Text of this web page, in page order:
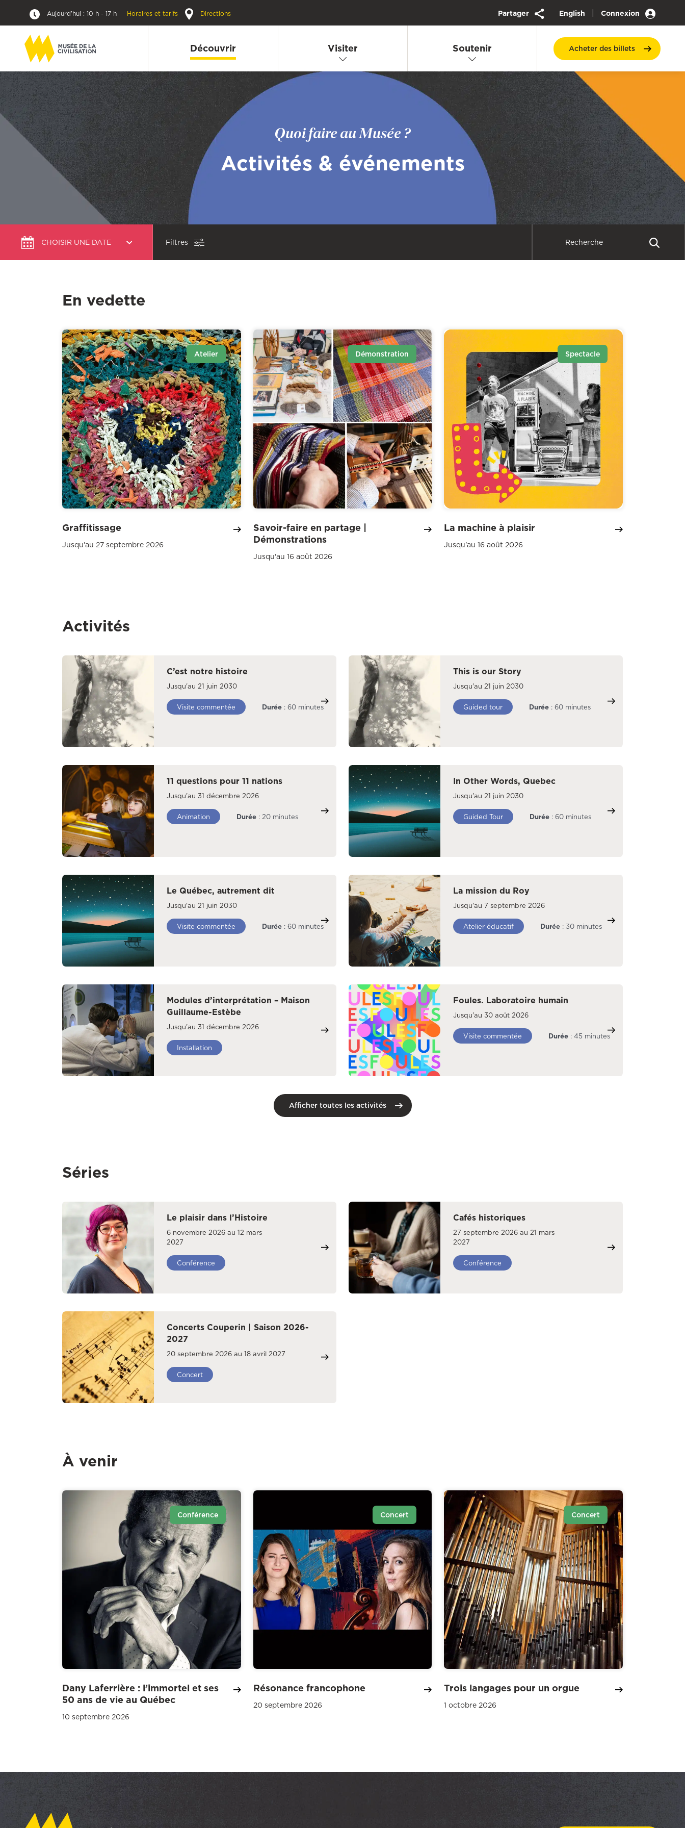
Aujourd’hui : 10 h - 17 h Horaires et tarifs Directions Partager English | Connexion
Découvrir Visiter Soutenir Acheter desbillets
Quoi faire au Musée ?
Activités & événements
CHOISIR UNE DATE
une
date
Filtres
En vedette
Atelier
Graffitissage
Jusqu'au 27 septembre 2026
Démonstration
Savoir-faire en partage |
Démonstrations
Jusqu'au 16 août 2026
Spectacle
La machine à plaisir
Jusqu'au 16 août 2026
Activités
C’est notre histoire
Jusqu'au 21 juin 2030
Visite commentée Durée : 60 minutes
This is our Story
Jusqu'au 21 juin 2030
Guided tour Durée : 60 minutes
11 questions pour 11 nations
Jusqu'au 31 décembre 2026
Animation Durée : 20 minutes
In Other Words, Quebec
Jusqu'au 21 juin 2030
Guided Tour Durée : 60 minutes
Le Québec, autrement dit
Jusqu'au 21 juin 2030
Visite commentée Durée : 60 minutes
La mission du Roy
Jusqu'au 7 septembre 2026
Atelier éducatif Durée : 30 minutes
Modules d’interprétation – Maison
Guillaume-Estèbe
Jusqu'au 31 décembre 2026
Installation
Foules. Laboratoire humain
Jusqu'au 30 août 2026
Visite commentée Durée : 45 minutes
Afficher toutes les activités
Séries
Le plaisir dans l’Histoire
6 novembre 2026 au 12 mars
2027
Conférence
Cafés historiques
27 septembre 2026 au 21 mars
2027
Conférence
Concerts Couperin | Saison 2026-
2027
20 septembre 2026 au 18 avril 2027
Concert
À venir
Conférence
Dany Laferrière : l’immortel et ses
50 ans de vie au Québec
10 septembre 2026
Concert
Résonance francophone
20 septembre 2026
Concert
Trois langages pour un orgue
1 octobre 2026